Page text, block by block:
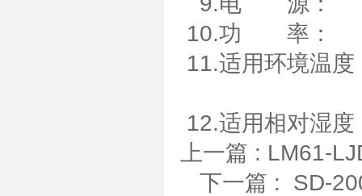
10.功 率：
11.适用环境温
12.适用相对湿度
上一篇 : LM61-
下一篇 : SD-